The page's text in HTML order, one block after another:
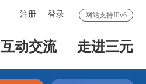
网站支持IPv6
注册 登录
互动交流 走进三元